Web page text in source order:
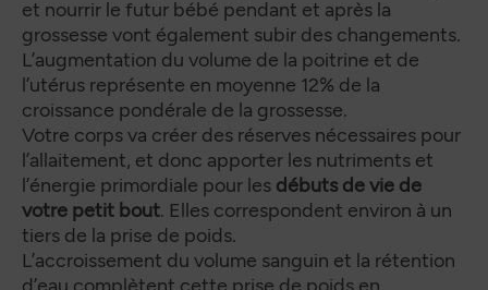
et nourrir le futur bébé pendant et après la
grossesse vont également subir des changements.
L’augmentation du volume de la poitrine et de
l’utérus représente en moyenne 12% de la
croissance pondérale de la grossesse.
Votre corps va créer des réserves nécessaires pour
l’allaitement, et donc apporter les nutriments et
l’énergie primordiale pour les débuts de vie de
votre petit bout. Elles correspondent environ à un
tiers de la prise de poids.
L’accroissement du volume sanguin et la rétention